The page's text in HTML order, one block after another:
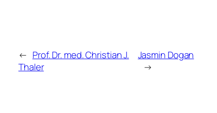
← Prof. Dr. med. Christian J.
Thaler
Jasmin Dogan
→